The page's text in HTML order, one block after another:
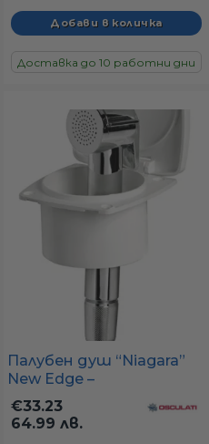
Доставка до 10 работни дни
Палубен душ “Niagara”
New Edge –
хоризонтален монтаж
(88×95 мм), хромирана
слушалка
€33.23
64.99 лв.